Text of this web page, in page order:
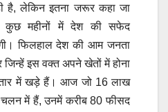
है, लेकिन इतना जरूर कहा जा
महीनों में देश की सफेद
फिलहाल देश की आम जनता
इस वक्त अपने खेतों में होना
में खड़े हैं। आज जो 16 लाख
में हैं, उनमें करीब 80 फीसद